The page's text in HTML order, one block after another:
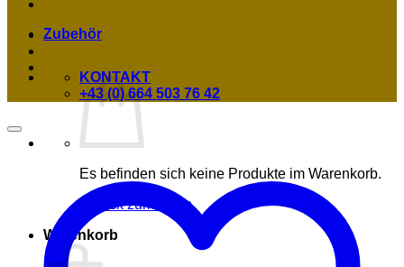
Es befinden sich keine Produkte im Warenkorb.
Zurück zum Shop
Warenkorb
Zubehör
KONTAKT
+43 (0) 664 503 76 42